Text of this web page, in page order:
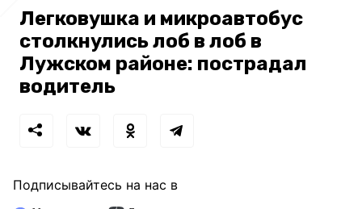
Легковушка и микроавтобус
столкнулись лоб в лоб в
Лужском районе: пострадал
водитель
Подписывайтесь на нас в